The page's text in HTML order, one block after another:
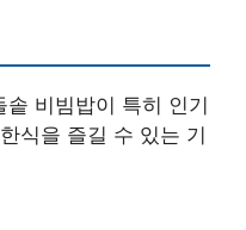
비빔밥이 특히 인기
식을 즐길 수 있는 기